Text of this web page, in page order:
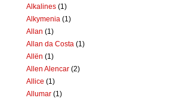
Alkalines (1)
Alkymenia (1)
Allan (1)
Allan da Costa (1)
Allën (1)
Allen Alencar (2)
Allice (1)
Allumar (1)